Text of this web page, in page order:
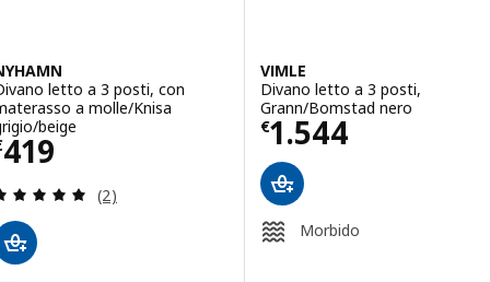
letto a 3 posti, con
a molle/Knisa
beige
419 € 419
Recensione: 5 fuori da 5 stelle. Totale recensioni:
(2)
VIMLE
Divano letto a 3 posti,
Grann/Bomstad nero
€1.544
Prezzo € 1544
Morbido